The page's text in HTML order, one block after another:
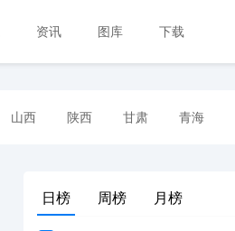
资讯 图库 下载
山西 陕西 甘肃 青海
日榜 周榜 月榜